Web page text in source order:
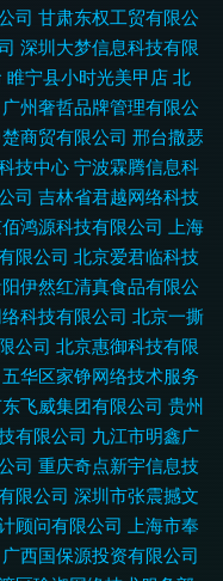
司 甘肃东权工贸有限公
深圳大梦信息科技有限
睢宁县小时光美甲店 北
广州奢哲品牌管理有限公
商贸有限公司 邢台撒瑟
技中心 宁波霖腾信息科
司 吉林省君越网络科技
鸿源科技有限公司 上海
限公司 北京爱君临科技
伊然红清真食品有限公
科技有限公司 北京一撕
公司 北京惠御科技有限
五华区家铮网络技术服务
飞威集团有限公司 贵州
有限公司 九江市明鑫广
司 重庆奇点新宇信息技
限公司 深圳市张震撼文
顾问有限公司 上海市奉
广西国保源投资有限公司